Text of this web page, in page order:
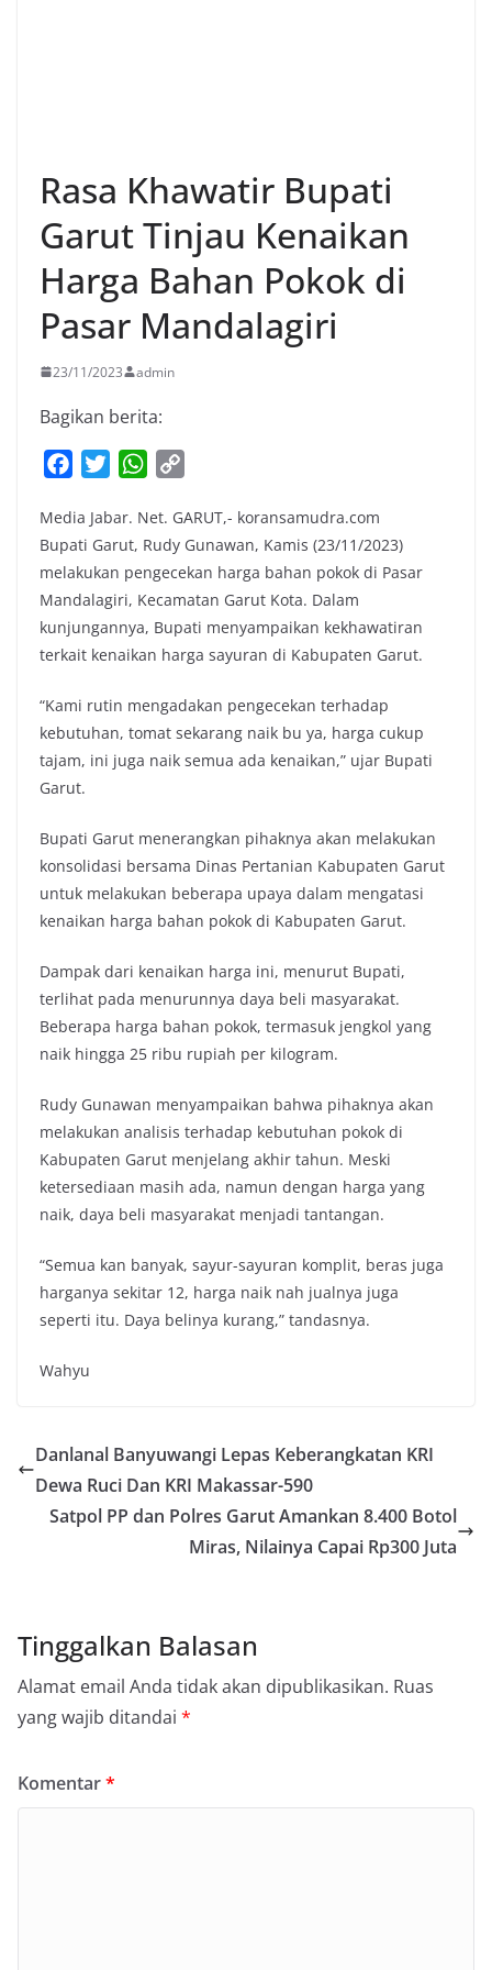
Rasa Khawatir Bupati
Garut Tinjau Kenaikan
Harga Bahan Pokok di
Pasar Mandalagiri
23/11/2023 admin
Bagikan berita:
c
e
b
o
o
k
i
t
t
e
r
W
a
t
s
A
p
p
p
y
L
i
n
k
Media Jabar. Net. GARUT,- koransamudra.com
Bupati Garut, Rudy Gunawan, Kamis (23/11/2023)
melakukan pengecekan harga bahan pokok di Pasar
Mandalagiri, Kecamatan Garut Kota. Dalam
kunjungannya, Bupati menyampaikan kekhawatiran
terkait kenaikan harga sayuran di Kabupaten Garut.
“Kami rutin mengadakan pengecekan terhadap
kebutuhan, tomat sekarang naik bu ya, harga cukup
tajam, ini juga naik semua ada kenaikan,” ujar Bupati
Garut.
Bupati Garut menerangkan pihaknya akan melakukan
konsolidasi bersama Dinas Pertanian Kabupaten Garut
untuk melakukan beberapa upaya dalam mengatasi
kenaikan harga bahan pokok di Kabupaten Garut.
Dampak dari kenaikan harga ini, menurut Bupati,
terlihat pada menurunnya daya beli masyarakat.
Beberapa harga bahan pokok, termasuk jengkol yang
naik hingga 25 ribu rupiah per kilogram.
Rudy Gunawan menyampaikan bahwa pihaknya akan
melakukan analisis terhadap kebutuhan pokok di
Kabupaten Garut menjelang akhir tahun. Meski
ketersediaan masih ada, namun dengan harga yang
naik, daya beli masyarakat menjadi tantangan.
“Semua kan banyak, sayur-sayuran komplit, beras juga
harganya sekitar 12, harga naik nah jualnya juga
seperti itu. Daya belinya kurang,” tandasnya.
Wahyu
Danlanal Banyuwangi Lepas Keberangkatan KRI
Dewa Ruci Dan KRI Makassar-590
Satpol PP dan Polres Garut Amankan 8.400 Botol
Miras, Nilainya Capai Rp300 Juta
Tinggalkan Balasan
Alamat email Anda tidak akan dipublikasikan. Ruas
yang wajib ditandai *
Komentar*